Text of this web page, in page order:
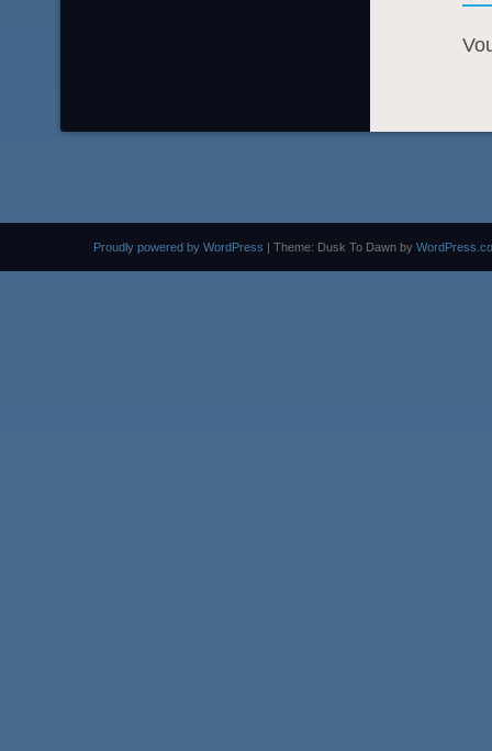
Proudly powered by WordPress Theme: Dusk To Dawn by